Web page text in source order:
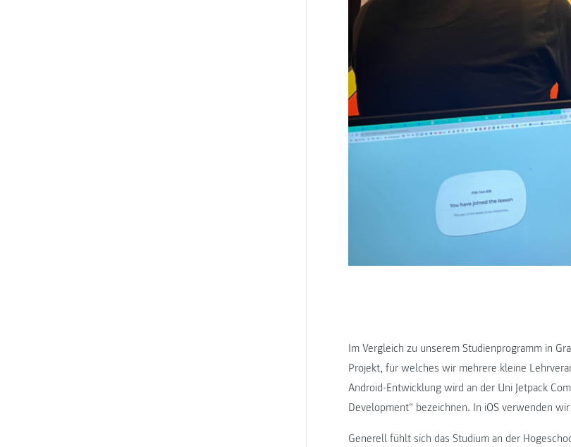
Im Vergleich zu unserem Studienprogramm in
Projekt, für welches wir mehrere kleine
Android-Entwicklung wird an der Uni Jetpack
Development“ bezeichnen. In iOS verwenden
Generell fühlt sich das Studium an der